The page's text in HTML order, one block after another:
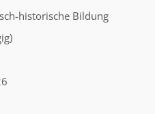
historische Bildung